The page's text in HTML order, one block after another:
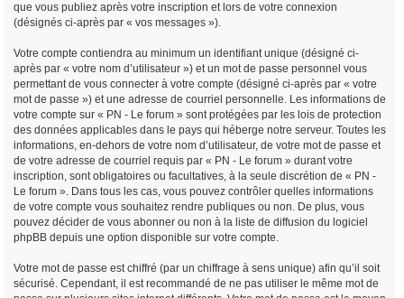
que vous publiez après votre inscription et lors de votre connexion
(désignés ci-après par « vos messages »).
Votre compte contiendra au minimum un identifiant unique (désigné ci-
après par « votre nom d’utilisateur ») et un mot de passe personnel vous
permettant de vous connecter à votre compte (désigné ci-après par « votre
mot de passe ») et une adresse de courriel personnelle. Les informations de
votre compte sur « PN - Le forum » sont protégées par les lois de protection
des données applicables dans le pays qui héberge notre serveur. Toutes les
informations, en-dehors de votre nom d’utilisateur, de votre mot de passe et
de votre adresse de courriel requis par « PN - Le forum » durant votre
inscription, sont obligatoires ou facultatives, à la seule discrétion de « PN -
Le forum ». Dans tous les cas, vous pouvez contrôler quelles informations
de votre compte vous souhaitez rendre publiques ou non. De plus, vous
pouvez décider de vous abonner ou non à la liste de diffusion du logiciel
phpBB depuis une option disponible sur votre compte.
Votre mot de passe est chiffré (par un chiffrage à sens unique) afin qu’il soit
sécurisé. Cependant, il est recommandé de ne pas utiliser le même mot de